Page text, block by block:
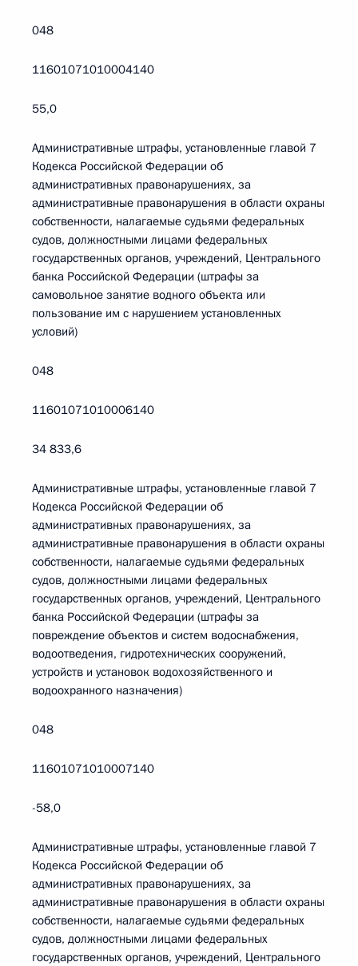
048
11601071010004140
55,0
Административные штрафы, установленные главой 7
Кодекса Российской Федерации об
административных правонарушениях, за
административные правонарушения в области охраны
собственности, налагаемые судьями федеральных
судов, должностными лицами федеральных
государственных органов, учреждений, Центрального
банка Российской Федерации (штрафы за
самовольное занятие водного объекта или
пользование им с нарушением установленных
условий)
048
11601071010006140
34 833,6
Административные штрафы, установленные главой 7
Кодекса Российской Федерации об
административных правонарушениях, за
административные правонарушения в области охраны
собственности, налагаемые судьями федеральных
судов, должностными лицами федеральных
государственных органов, учреждений, Центрального
банка Российской Федерации (штрафы за
повреждение объектов и систем водоснабжения,
водоотведения, гидротехнических сооружений,
устройств и установок водохозяйственного и
водоохранного назначения)
048
11601071010007140
-58,0
Административные штрафы, установленные главой 7
Кодекса Российской Федерации об
административных правонарушениях, за
административные правонарушения в области охраны
собственности, налагаемые судьями федеральных
судов, должностными лицами федеральных
государственных органов, учреждений, Центрального